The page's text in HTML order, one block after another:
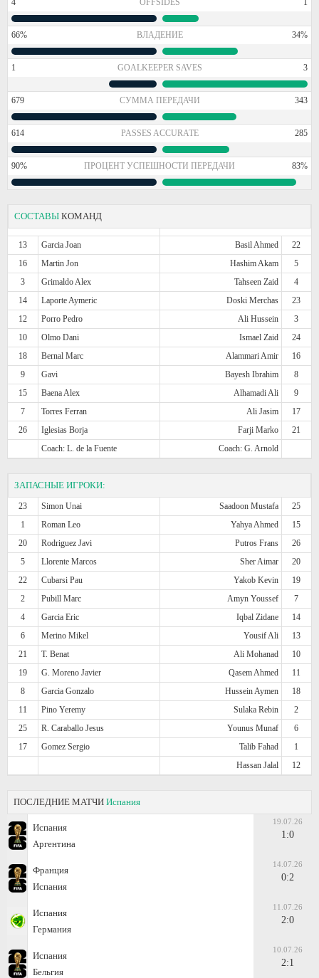
66% ВЛАДЕНИЕ 34%
1 GOALKEEPER SAVES 3
679 СУММА ПЕРЕДАЧИ 343
614 PASSES ACCURATE 285
90% ПРОЦЕНТ УСПЕШНОСТИ ПЕРЕДАЧИ 83%
СОСТАВЫ КОМАНД
13 Garcia Joan Basil Ahmed
22
16
Martin Jon Hashim Akam
5
3
Grimaldo Alex Tahseen Zaid
4
14
Laporte Aymeric Doski Merchas
23
12
Porro Pedro Ali Hussein
3
10
Olmo Dani Ismael Zaid
24
18
Bernal Marc Alammari Amir
16
9
Gavi Bayesh Ibrahim
8
15
Baena Alex Alhamadi Ali
9
7
Torres Ferran Ali Jasim
17
26
Iglesias Borja Farji Marko
21
Coach: L. de la Fuente
Coach: G. Arnold
ЗАПАСНЫЕ ИГРОКИ:
23 Simon Unai Saadoon Mustafa
25
1
Roman Leo Yahya Ahmed
15
20
Rodriguez Javi Putros Frans
26
5
Llorente Marcos Sher Aimar
20
22
Cubarsi Pau Yakob Kevin
19
2
Pubill Marc Amyn Youssef
7
4
Garcia Eric Iqbal Zidane
14
6
Merino Mikel Yousif Ali
13
21
T. Benat Ali Mohanad
10
19
G. Moreno Javier Qasem Ahmed
11
8
Garcia Gonzalo Hussein Aymen
18
11
Pino Yeremy Sulaka Rebin
2
25
R. Caraballo Jesus Younus Munaf
6
17
Gomez Sergio Talib Fahad
1
Hassan Jalal
12
ПОСЛЕДНИЕ МАТЧИ Испания
Испания
Аргентина
19.07.26
1:0
Франция
Испания
14.07.26
0:2
Испания
Германия
11.07.26
2:0
Испания
Бельгия
10.07.26
2:1